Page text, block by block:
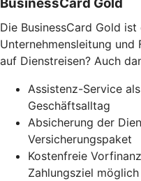
Die BusinessCard Gold
Unternehmensleitung und
auf Dienstreisen? Auch
Assistenz-Service
Geschäftsalltag
Absicherung der
Versicherungspaket
Kostenfreie
Zahlungsziel möglich